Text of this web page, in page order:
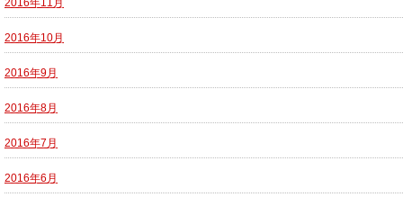
2016年11月
2016年10月
2016年9月
2016年8月
2016年7月
2016年6月